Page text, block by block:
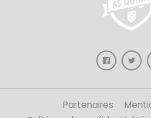
Partenaires